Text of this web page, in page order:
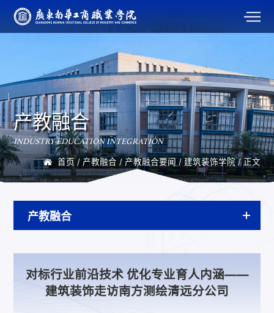
产教融合
INDUSTRY-EDUCATION INTEGRATION
首页/产教融合 / 产教融合要闻/建筑装饰学院/ 正文
产教融合
对标行业前沿技术 优化专业育人内涵——
建筑装饰走访南方测绘清远分公司